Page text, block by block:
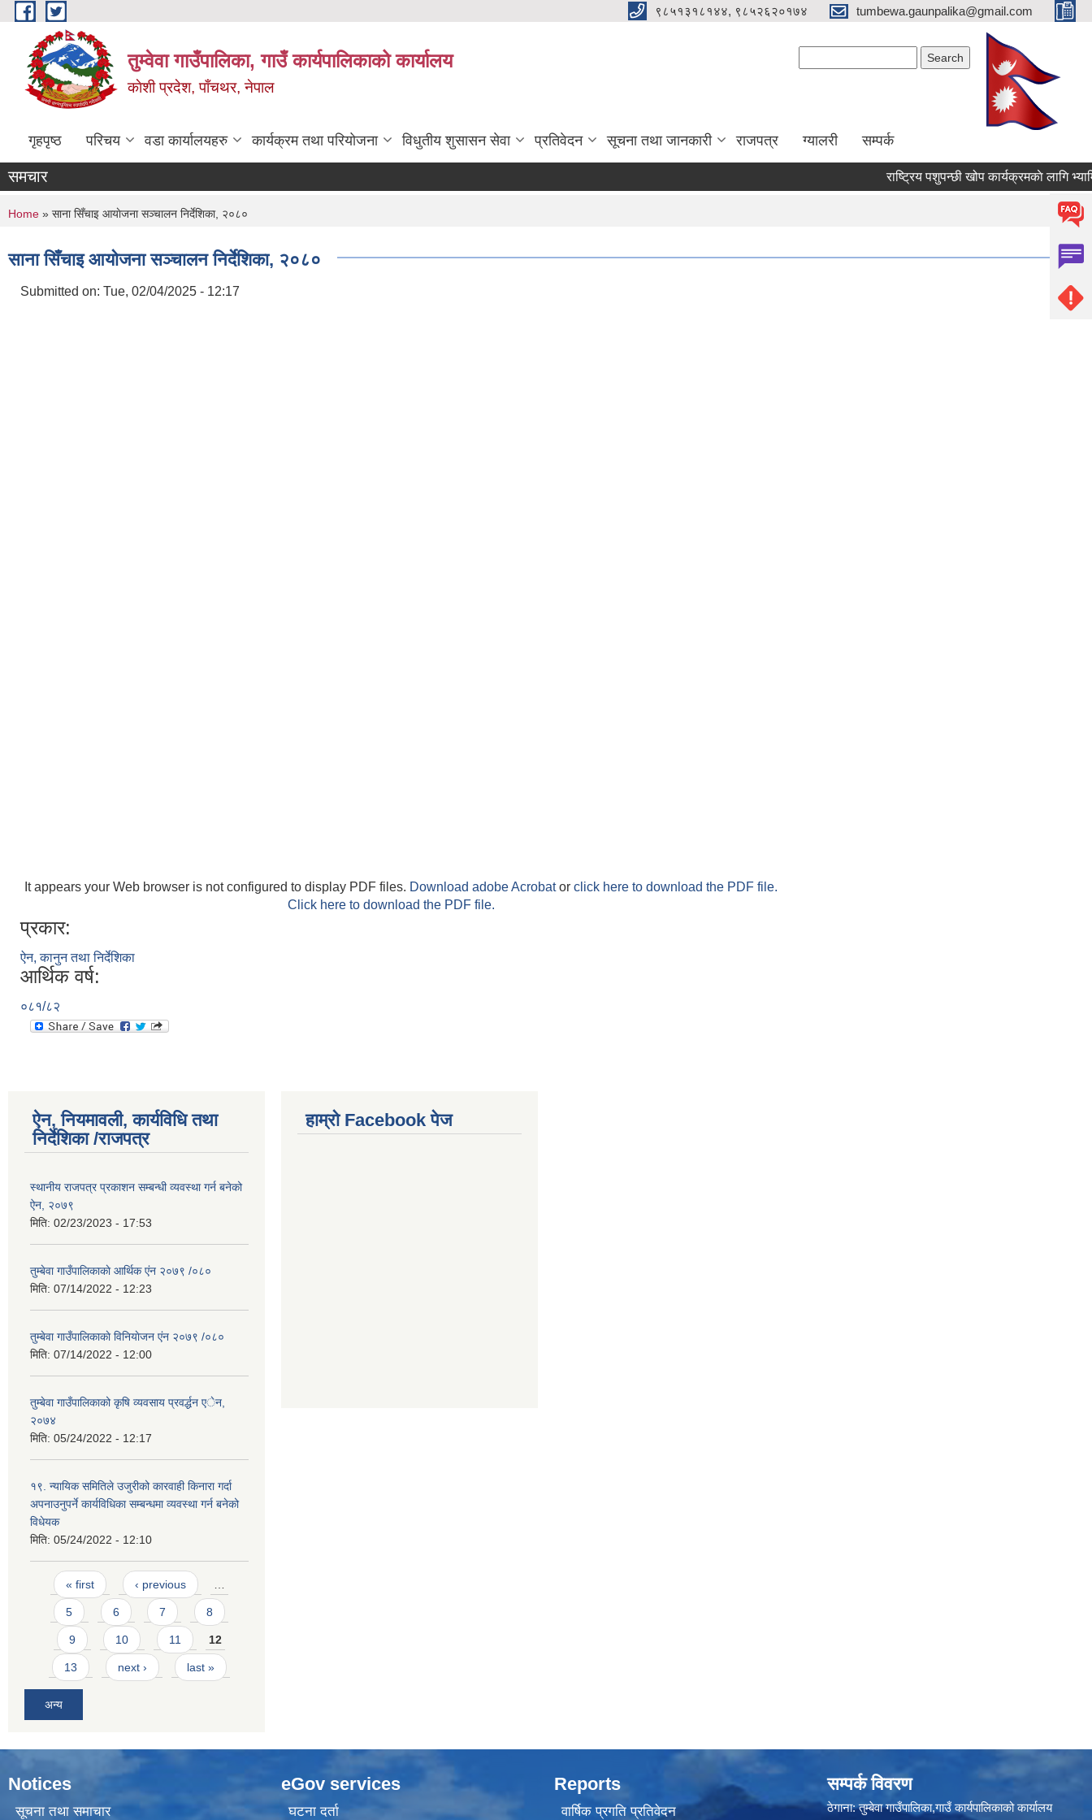
Skip to main content ९८५१३१८१४४, ९८५२६२०१७४ tumbewa.gaunpalika@gmail.com
तुम्वेवा गाउँपालिका, गाउँ कार्यपालिकाको कार्यालय
काेशी प्रदेश, पाँचथर, नेपाल
गृहपृष्ठ परिचय वडा कार्यालयहरु कार्यक्रम तथा परियोजना विधुतीय शुसासन सेवा प्रतिवेदन सूचना तथा जानकारी राजपत्र ग्यालरी सम्पर्क
समचार राष्ट्रिय पशुपन्छी खोप कार्यक्रमकाे लागि
You are here
Home » साना सिँचाइ आयाेजना सञ्चालन निर्देशिका, २०८०
साना सिँचाइ आयाेजना सञ्चालन निर्देशिका, २०८०
Submitted on: Tue, 02/04/2025 - 12:17
It appears your Web browser is not configured to display PDF files. Download adobe Acrobator click here to download the PDF file.
Click here to download the PDF file.
प्रकार:
ऐन, कानुन तथा निर्देशिका
आर्थिक वर्ष:
०८१/८२
ऐन, नियमावली, कार्यविधि तथा
निर्देशिका /राजपत्र
स्थानीय राजपत्र प्रकाशन सम्बन्धी व्यवस्था गर्न बनेको
ऐन, २०७९
मिति: 02/23/2023 - 17:53
तुम्बेवा गाउँपालिकाकाे आर्थिक एंन २०७९ /०८०
मिति: 07/14/2022 - 12:23
तुम्बेवा गाउँपालिकाकाे विनियाेजन एंन २०७९ /०८०
मिति: 07/14/2022 - 12:00
तुम्बेवा गाउँपालिकाको कृषि व्यवसाय प्रवर्द्धन एेन,
२०७४
मिति: 05/24/2022 - 12:17
१९. न्यायिक समितिले उजुरीको कारवाही किनारा गर्दा
अपनाउनुपर्ने कार्यविधिका सम्बन्धमा व्यवस्था गर्न बनेको
विधेयक
मिति: 05/24/2022 - 12:10
Pages
« first ‹ previous
5 6 7 8
9 10 11 12
13 next › last »
अन्य
हाम्राे Facebook पेज
Notices
सूचना तथा समाचार
eGov services
घटना दर्ता
Reports
वार्षिक प्रगति प्रतिवेदन
सम्पर्क विवरण
ठेगाना: तुम्बेवा गाउँपालिका,गाउँ कार्यपालिकाको कार्यालय